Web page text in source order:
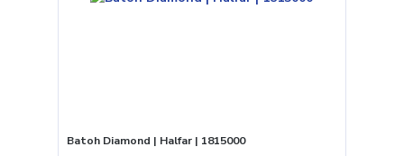
Batoh Diamond | Halfar | 1815000